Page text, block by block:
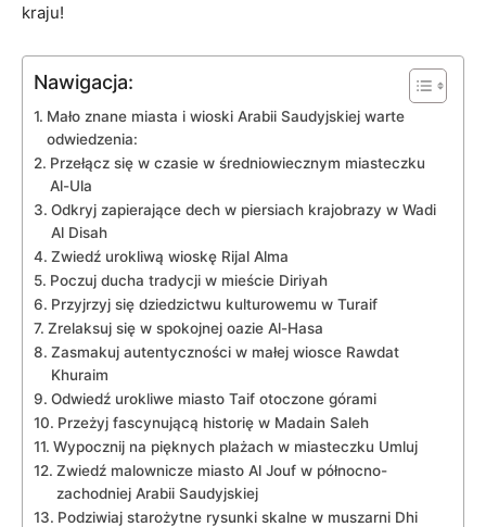
kraju!
Nawigacja:
Mało znane miasta i wioski Arabii Saudyjskiej warte
odwiedzenia:
Przełącz się w czasie ⁣w średniowiecznym miasteczku
Al-Ula
Odkryj zapierające dech w piersiach krajobrazy w Wadi
Al Disah
Zwiedź urokliwą wioskę Rijal Alma
Poczuj ducha tradycji w mieście Diriyah
Przyjrzyj się dziedzictwu kulturowemu w Turaif
Zrelaksuj się w spokojnej oazie Al-Hasa
Zasmakuj autentyczności w ⁤małej ‍wiosce Rawdat
Khuraim
Odwiedź urokliwe miasto Taif otoczone górami
Przeżyj fascynującą historię w Madain Saleh
Wypocznij na pięknych plażach w miasteczku Umluj
Zwiedź malownicze miasto Al Jouf w ⁤północno-
zachodniej Arabii Saudyjskiej
Podziwiaj starożytne rysunki skalne w muszarni Dhi